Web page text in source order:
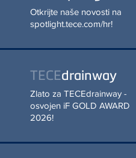
PROČITAJ VIŠE
TECEdrainway
Zlato za TECEdrainway -
osvojen iF GOLD AWARD
2026!